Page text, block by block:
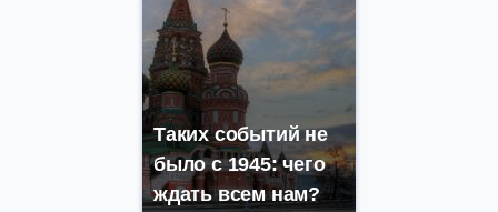
Таких событий не
было с 1945: чего
ждать всем нам?